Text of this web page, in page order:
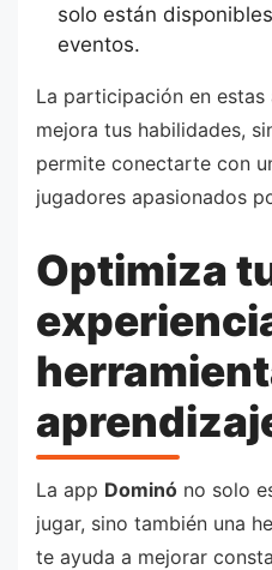
solo están
eventos.
La participación en
mejora tus habilidades,
permite conectarte con
jugadores apasionados
Optimiza
La app Dominó no solo
jugar, sino también una
te ayuda a mejorar